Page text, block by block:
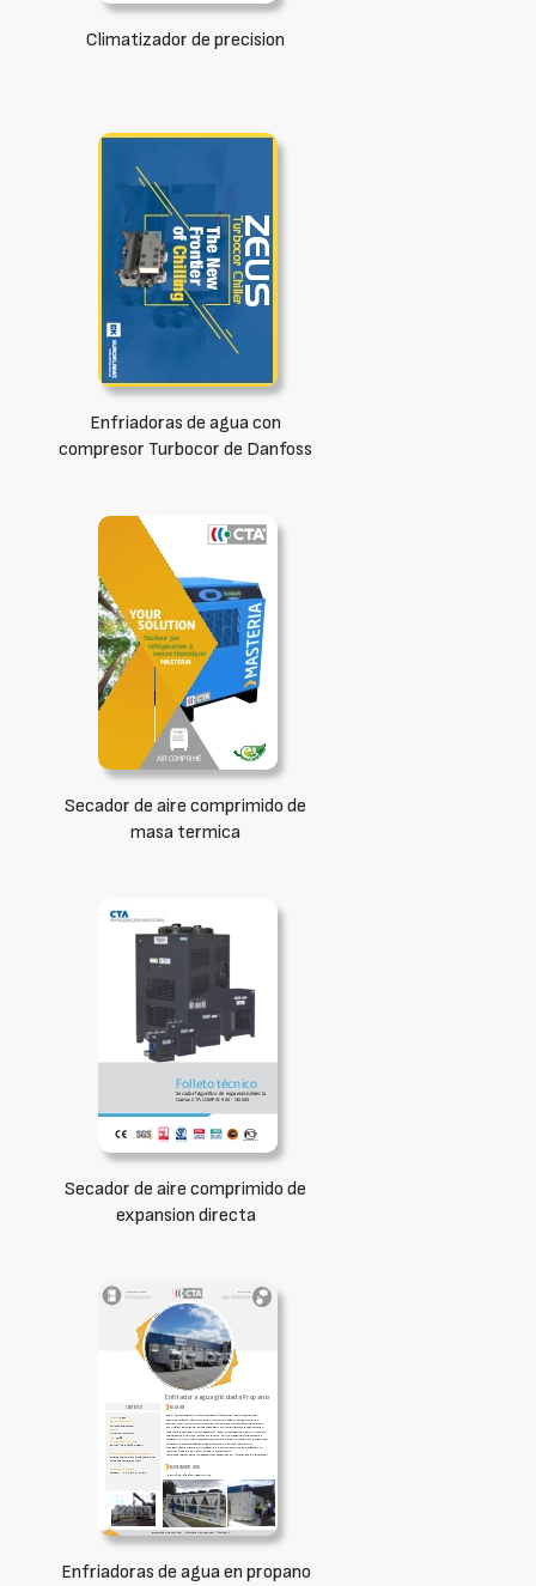
Climatizador de precision
Enfriadoras de agua con
compresor Turbocor de Danfoss
Secador de aire comprimido de
masa termica
Secador de aire comprimido de
expansion directa
Enfriadoras de agua en propano